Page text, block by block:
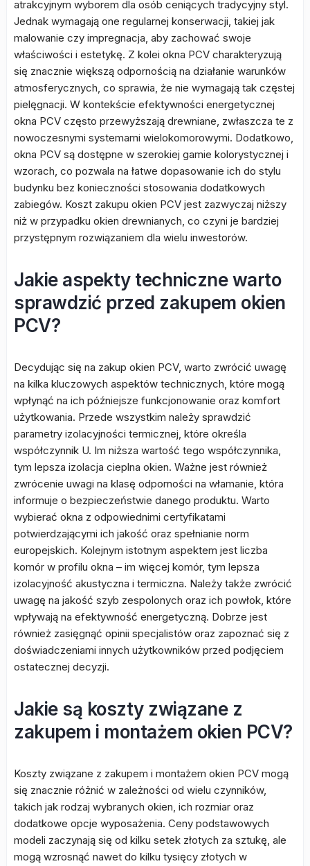
atrakcyjnym wyborem dla osób ceniących tradycyjny styl.
Jednak wymagają one regularnej konserwacji, takiej jak
malowanie czy impregnacja, aby zachować swoje
właściwości i estetykę. Z kolei okna PCV charakteryzują
się znacznie większą odpornością na działanie warunków
atmosferycznych, co sprawia, że nie wymagają tak częstej
pielęgnacji. W kontekście efektywności energetycznej
okna PCV często przewyższają drewniane, zwłaszcza te z
nowoczesnymi systemami wielokomorowymi. Dodatkowo,
okna PCV są dostępne w szerokiej gamie kolorystycznej i
wzorach, co pozwala na łatwe dopasowanie ich do stylu
budynku bez konieczności stosowania dodatkowych
zabiegów. Koszt zakupu okien PCV jest zazwyczaj niższy
niż w przypadku okien drewnianych, co czyni je bardziej
przystępnym rozwiązaniem dla wielu inwestorów.
Jakie aspekty techniczne warto
sprawdzić przed zakupem okien
PCV?
Decydując się na zakup okien PCV, warto zwrócić uwagę
na kilka kluczowych aspektów technicznych, które mogą
wpłynąć na ich późniejsze funkcjonowanie oraz komfort
użytkowania. Przede wszystkim należy sprawdzić
parametry izolacyjności termicznej, które określa
współczynnik U. Im niższa wartość tego współczynnika,
tym lepsza izolacja cieplna okien. Ważne jest również
zwrócenie uwagi na klasę odporności na włamanie, która
informuje o bezpieczeństwie danego produktu. Warto
wybierać okna z odpowiednimi certyfikatami
potwierdzającymi ich jakość oraz spełnianie norm
europejskich. Kolejnym istotnym aspektem jest liczba
komór w profilu okna – im więcej komór, tym lepsza
izolacyjność akustyczna i termiczna. Należy także zwrócić
uwagę na jakość szyb zespolonych oraz ich powłok, które
wpływają na efektywność energetyczną. Dobrze jest
również zasięgnąć opinii specjalistów oraz zapoznać się z
doświadczeniami innych użytkowników przed podjęciem
ostatecznej decyzji.
Jakie są koszty związane z
zakupem i montażem okien PCV?
Koszty związane z zakupem i montażem okien PCV mogą
się znacznie różnić w zależności od wielu czynników,
takich jak rodzaj wybranych okien, ich rozmiar oraz
dodatkowe opcje wyposażenia. Ceny podstawowych
modeli zaczynają się od kilku setek złotych za sztukę, ale
mogą wzrosnąć nawet do kilku tysięcy złotych w